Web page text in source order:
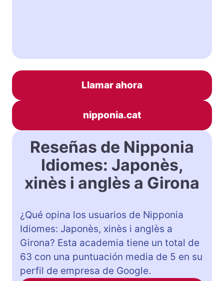
Llamar ahora
nipponia.cat
Reseñas de Nipponia
Idiomes: Japonès,
xinès i anglès a Girona
¿Qué opina los usuarios de Nipponia
Idiomes: Japonès, xinès i anglès a
Girona? Esta academia tiene un total de
63 con una puntuación media de 5 en su
perfil de empresa de Google.